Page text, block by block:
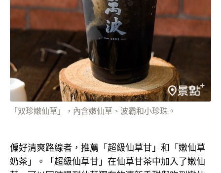
「双珍嫩仙草」，內含嫩仙草、波霸和小珍珠。
偏好清爽路線者，推薦「超級仙草甘」和「嫩仙草
奶茶」。「超級仙草甘」在仙草甘茶中加入了嫩仙